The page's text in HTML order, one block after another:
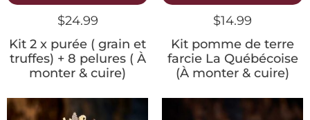
Kit 2 x purée ( grain et
truffes) + 8 pelures ( À
monter & cuire)
$24.99
Kit pomme de terre
farcie La Québécoise
(À monter & cuire)
$14.99